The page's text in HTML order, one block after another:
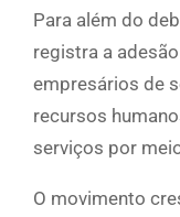
Para além do
registra a
empresários de
recursos
serviços por
O movimento